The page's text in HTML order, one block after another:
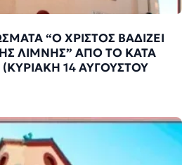
“Ο ΧΡΙΣΤΟΣ ΒΑΔΙΖΕΙ
ΛΙΜΝΗΣ” ΑΠΟ ΤΟ ΚΑΤΑ
14 ΑΥΓΟΥΣΤΟΥ